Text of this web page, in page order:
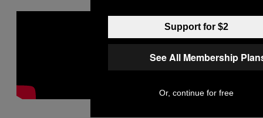
Support for $2
See All Membership
Or, continue for free